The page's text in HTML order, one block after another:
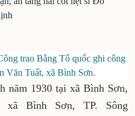
trao Bằng Tổ quốc ghi công
Văn Tuất, xã Bình Sơn.
năm 1930 tại xã Bình Sơn,
Bình Sơn, TP. Sông